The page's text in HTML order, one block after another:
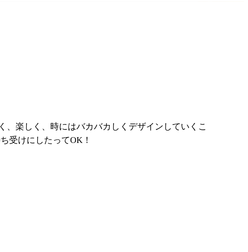
、楽しく、時にはバカバカしくデザインしていくこ
受けにしたってOK！